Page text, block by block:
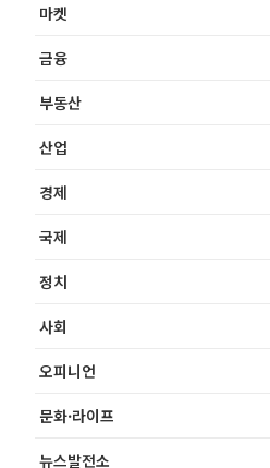
마켓
금융
부동산
산업
경제
국제
정치
사회
오피니언
문화·라이프
뉴스발전소